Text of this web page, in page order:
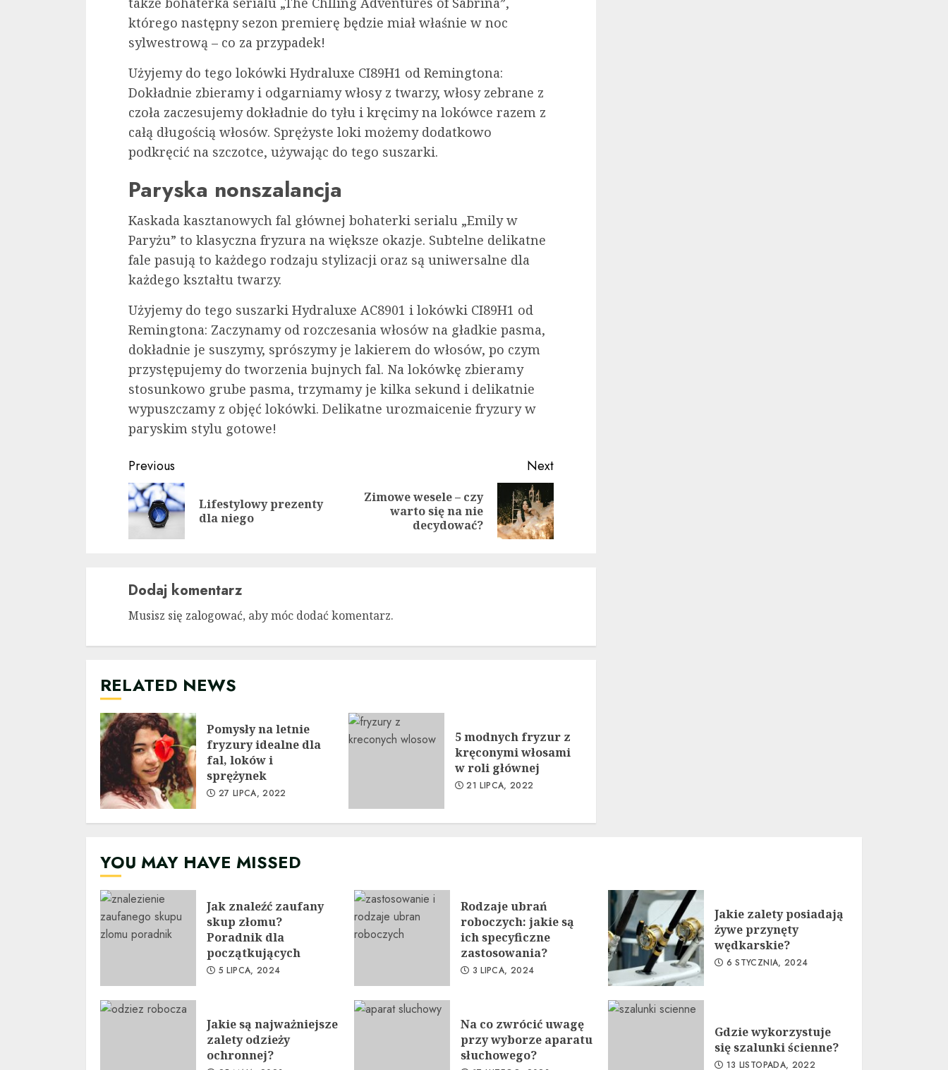
którego następny sezon premierę będzie miał właśnie w noc
sylwestrową – co za przypadek!
Użyjemy do tego lokówki Hydraluxe CI89H1 od Remingtona:
Dokładnie zbieramy i odgarniamy włosy z twarzy, włosy zebrane z
czoła zaczesujemy dokładnie do tyłu i kręcimy na lokówce razem z
całą długością włosów. Sprężyste loki możemy dodatkowo
podkręcić na szczotce, używając do tego suszarki.
Paryska nonszalancja
Kaskada kasztanowych fal głównej bohaterki serialu „Emily w
Paryżu” to klasyczna fryzura na większe okazje. Subtelne delikatne
fale pasują to każdego rodzaju stylizacji oraz są uniwersalne dla
każdego kształtu twarzy.
Użyjemy do tego suszarki Hydraluxe AC8901 i lokówki CI89H1 od
Remingtona: Zaczynamy od rozczesania włosów na gładkie pasma,
dokładnie je suszymy, sprószymy je lakierem do włosów, po czym
przystępujemy do tworzenia bujnych fal. Na lokówkę zbieramy
stosunkowo grube pasma, trzymamy je kilka sekund i delikatnie
wypuszczamy z objęć lokówki. Delikatne urozmaicenie fryzury w
paryskim stylu gotowe!
Continue
Reading
Previous
Previous
Lifestylowy prezenty
dla niego
Next
Next
Zimowe wesele – czy
warto się na nie
decydować?
Dodaj komentarz
Musisz się zalogować, aby móc dodać komentarz.
RELATED NEWS
Pomysły na letnie
fryzury idealne dla
fal, loków i
sprężynek
27 LIPCA, 2022
5 modnych fryzur z
kręconymi włosami
w roli głównej
21 LIPCA, 2022
YOU MAY HAVE MISSED
Jak znaleźć zaufany
skup złomu?
Poradnik dla
początkujących
5 LIPCA, 2024
Rodzaje ubrań
roboczych: jakie są
ich specyficzne
zastosowania?
3 LIPCA, 2024
Jakie zalety posiadają
żywe przynęty
wędkarskie?
6 STYCZNIA, 2024
Jakie są najważniejsze
zalety odzieży
ochronnej?
Na co zwrócić uwagę
przy wyborze aparatu
słuchowego?
Gdzie wykorzystuje
się szalunki ścienne?
13 LISTOPADA, 2022